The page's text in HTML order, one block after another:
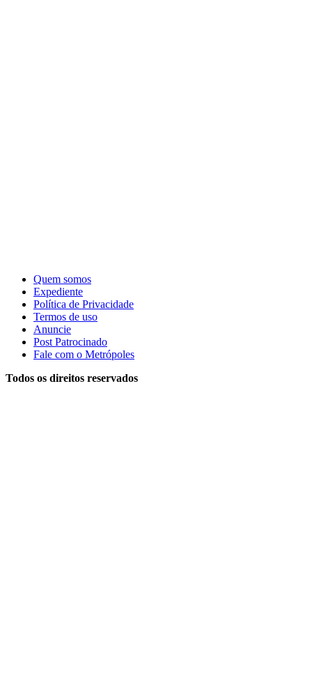
Quem somos
Expediente
Política de Privacidade
Termos de uso
Anuncie
Post Patrocinado
Fale com o Metrópoles
Todos os direitos reservados